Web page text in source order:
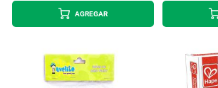
AGREGAR